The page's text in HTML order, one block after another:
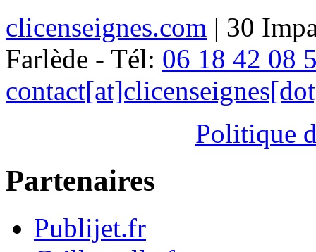
clicenseignes.com | 30
Farlède - Tél: 06 18 42 08
Politique
Partenaires
Publijet.fr